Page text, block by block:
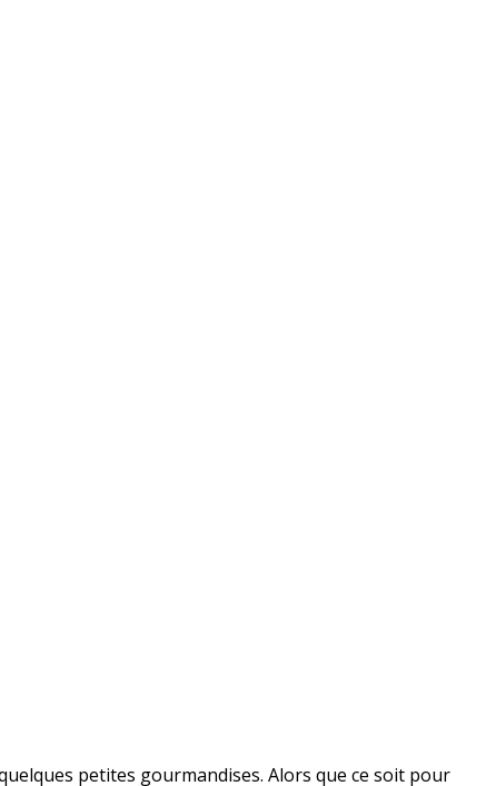
petites gourmandises. Alors que ce soit pour